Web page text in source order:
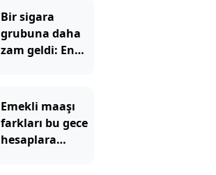
Bir sigara
grubuna daha
zam geldi: En
Emekli maaşı
farkları bu gece
hesaplara